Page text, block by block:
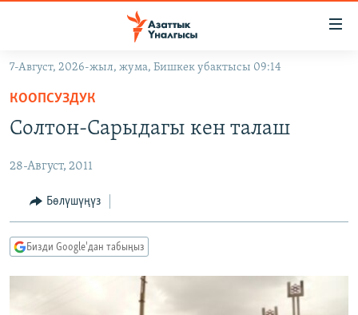
Навигацияга
өтүңүз
Издөөгө
салыңыз
САЯСАТ
ЭКОНОМИКА
ДҮЙНӨ
БОРБОР АЗИЯ
УКРАИНА
АТАЙЫН ИЛИКТӨӨ
БҮГҮН АЗАТТЫКТА
ПОДКАСТ
7-Август, 2026-жыл, жума, Бишкек убактысы 09:14
КООПСУЗДУК
Солтон-Сарыдагы кен талаш
28-Август, 2011
Бөлүшүңүз
Бизди Google'дан табыңыз